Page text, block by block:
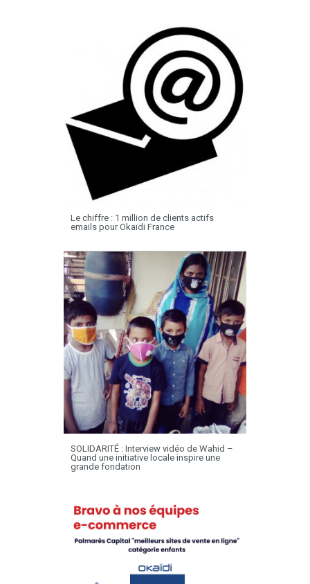
Le chiffre : 1 million de clients actifs
emails pour Okaïdi France
SOLIDARITÉ : Interview vidéo de Wahid –
Quand une initiative locale inspire une
grande fondation